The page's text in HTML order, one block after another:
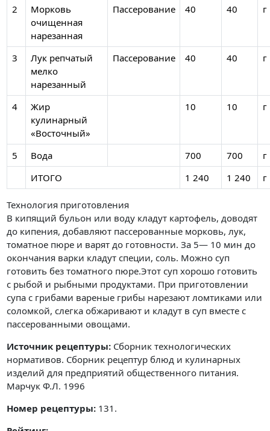
2
Морковь
очищенная
нарезанная
Пассерование 40 40 г
3
Лук репчатый
мелко
нарезанный
Пассерование 40 40 г
4
Жир
кулинарный
«Восточный»
10 10 г
5 Вода 700 700
г
ИТОГО
1 240 1 240 г
Технология приготовления
В кипящий бульон или воду кладут картофель, доводят
до кипения, добавляют пассерованные морковь, лук,
томатное пюре и варят до готовности. За 5— 10 мин до
окончания варки кладут специи, соль. Можно суп
готовить без томатного пюре.Этот суп хорошо готовить
с рыбой и рыбными продуктами. При приготовлении
супа с грибами вареные грибы нарезают ломтиками или
соломкой, слегка обжаривают и кладут в суп вместе с
пассерованными овощами.
Источник рецептуры: Сборник технологических
нормативов. Сборник рецептур блюд и кулинарных
изделий для предприятий общественного питания.
Марчук Ф.Л. 1996
Номер рецептуры: 131.